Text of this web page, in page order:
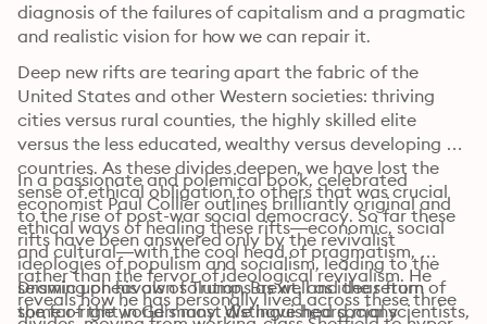
diagnosis of the failures of capitalism and a pragmatic
and realistic vision for how we can repair it.
Deep new rifts are tearing apart the fabric of the
United States and other Western societies: thriving
cities versus rural counties, the highly skilled elite
versus the less educated, wealthy versus developing
countries. As these divides deepen, we have lost the
sense of ethical obligation to others that was crucial
to the rise of post-war social democracy. So far these
rifts have been answered only by the revivalist
ideologies of populism and socialism, leading to the
seismic upheavals of Trump, Brexit, and the return of
the far-right in Germany. We have heard many
In a passionate and polemical book, celebrated
economist Paul Collier outlines brilliantly original and
ethical ways of healing these rifts—economic, social
and cultural—with the cool head of pragmatism,
rather than the fervor of ideological revivalism. He
reveals how he has personally lived across these three
Drawing on his own solutions as well as ideas from
some of the world’s most distinguished social scientists,